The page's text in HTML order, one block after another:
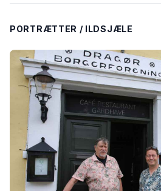
PORTRÆTTER / ILDSJÆLE